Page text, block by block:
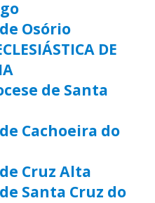
Osório
DE
de Santa
Cachoeira do
Cruz Alta
Santa Cruz do